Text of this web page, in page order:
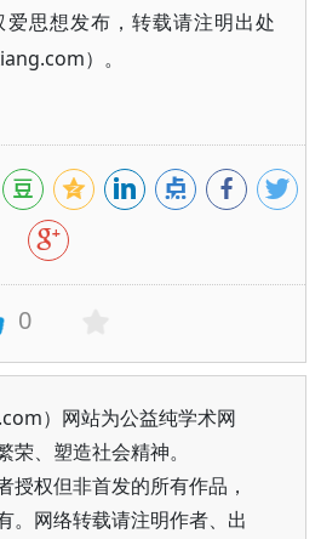
思想发布，转载请注明出处
）。
0
）网站为公益纯学术网
、塑造社会精神。
授权但非首发的所有作品，
。网络转载请注明作者、出